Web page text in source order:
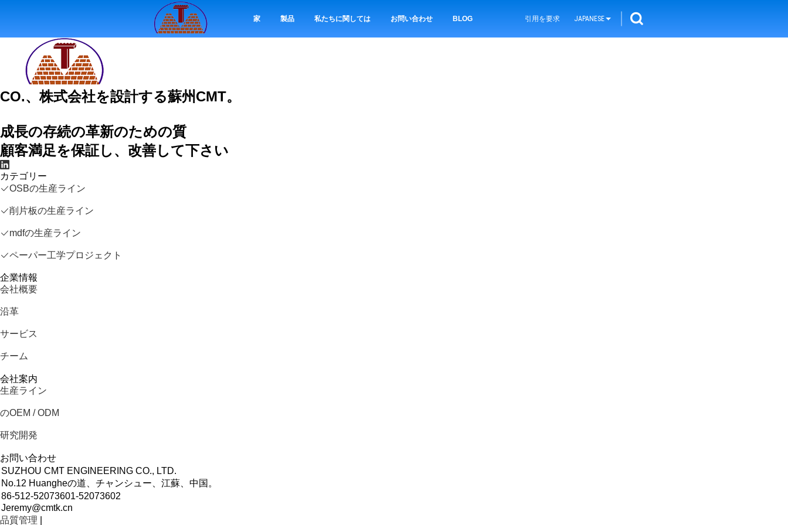
家 製品 私たちに関しては お問い合わせ BLOG 引用を要求 JAPANESE
CO.、株式会社を設計する蘇州CMT。
成長の存続の革新のための質
顧客満足を保証し、改善して下さい
カテゴリー
OSBの生産ライン
削片板の生産ライン
mdfの生産ライン
ペーパー工学プロジェクト
企業情報
会社概要
沿革
サービス
チーム
会社案内
生産ライン
のOEM / ODM
研究開発
お問い合わせ
SUZHOU CMT ENGINEERING CO., LTD.
No.12 Huangheの道、チャンシュー、江蘇、中国。
86-512-52073601-52073602
Jeremy@cmtk.cn
品質管理